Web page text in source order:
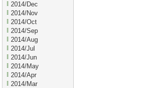
2014/Dec
2014/Nov
2014/Oct
2014/Sep
2014/Aug
2014/Jul
2014/Jun
2014/May
2014/Apr
2014/Mar